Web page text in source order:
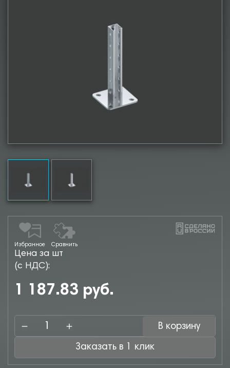
Избранное Сравнить
Цена за шт
(с НДС):
1 187.83 руб.
В корзину
Заказать в 1 клик